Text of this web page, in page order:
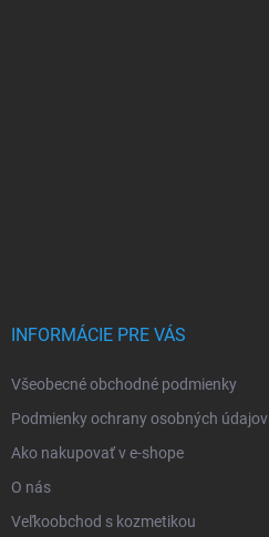
INFORMÁCIE PRE VÁS
Všeobecné obchodné podmienky
Podmienky ochrany osobných údajov
Ako nakupovať v e-shope
O nás
Veľkoobchod s kozmetikou